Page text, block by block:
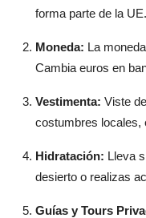
forma parte de la UE.
Moneda: La
Cambia euros en
Vestimenta: Viste
costumbres locales,
Hidratación: Lleva
desierto o realizas
Guías y Tours